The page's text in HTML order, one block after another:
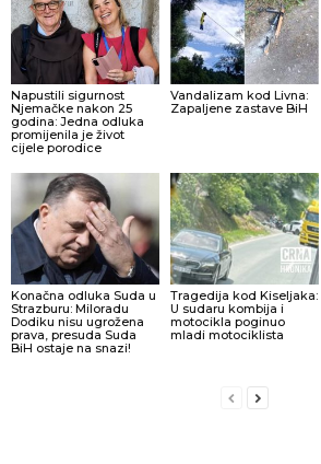
Napustili sigurnost
Njemačke nakon 25
godina: Jedna odluka
promijenila je život
cijele porodice
Vandalizam kod Livna:
Zapaljene zastave BiH
Konačna odluka Suda u
Strazburu: Miloradu
Dodiku nisu ugrožena
prava, presuda Suda
BiH ostaje na snazi!
Tragedija kod Kiseljaka:
U sudaru kombija i
motocikla poginuo
mladi motociklista